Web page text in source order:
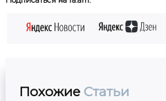
Похожие Статьи